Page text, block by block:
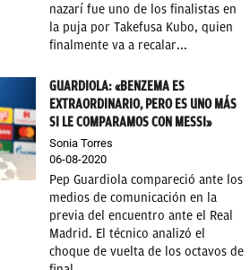
nazarí fue uno de los finalistas en
la puja por Takefusa Kubo, quien
finalmente va a recalar...
GUARDIOLA: «BENZEMA ES
EXTRAORDINARIO, PERO ES UNO MÁS
SI LE COMPARAMOS CON MESSI»
Sonia Torres
06-08-2020
Pep Guardiola compareció ante los
medios de comunicación en la
previa del encuentro ante el Real
Madrid. El técnico analizó el
choque de vuelta de los octavos de